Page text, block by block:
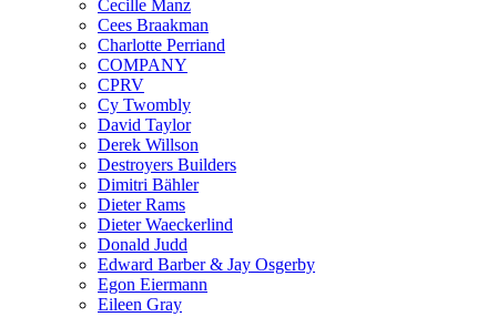
Cecille Manz
Cees Braakman
Charlotte Perriand
COMPANY
CPRV
Cy Twombly
David Taylor
Derek Willson
Destroyers Builders
Dimitri Bähler
Dieter Rams
Dieter Waeckerlind
Donald Judd
Edward Barber & Jay Osgerby
Egon Eiermann
Eileen Gray